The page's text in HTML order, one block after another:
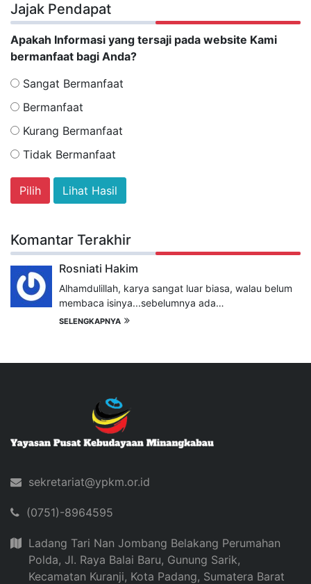
Jajak Pendapat
Apakah Informasi yang tersaji pada website Kami
bermanfaat bagi Anda?
Sangat Bermanfaat
Bermanfaat
Kurang Bermanfaat
Tidak Bermanfaat
Lihat Hasil
Komantar Terakhir
Rosniati Hakim
Alhamdulillah, karya sangat luar biasa, walau belum
membaca isinya...sebelumnya ada…
SELENGKAPNYA
sekretariat@ypkm.or.id
(0751)-8964595
Ladang Tari Nan Jombang Belakang Perumahan
Polda, Jl. Raya Balai Baru, Gunung Sarik,
Kecamatan Kuranji, Kota Padang, Sumatera Barat